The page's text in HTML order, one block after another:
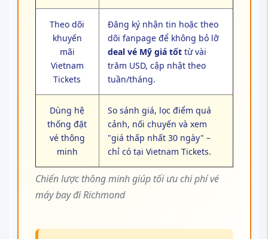
Chiến lược thông minh giúp tối ưu chi phí vé
máy bay đi Richmond
Theo dõi
khuyến
mãi
Vietnam
Tickets
Đăng ký nhận tin hoặc theo
dõi fanpage để không bỏ lỡ
deal vé Mỹ giá tốttừ vài
trăm USD, cập nhật theo
tuần/tháng.
Dùng hệ
thống đặt
vé thông
minh
So sánh giá, lọc điểm quá
cảnh, nối chuyến và xem
"giá thấp nhất 30 ngày" –
chỉ có tại Vietnam Tickets.